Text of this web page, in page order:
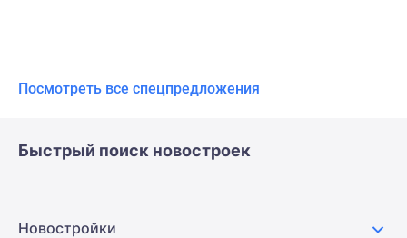
Посмотреть все спецпредложения
Быстрый поиск новостроек
Новостройки